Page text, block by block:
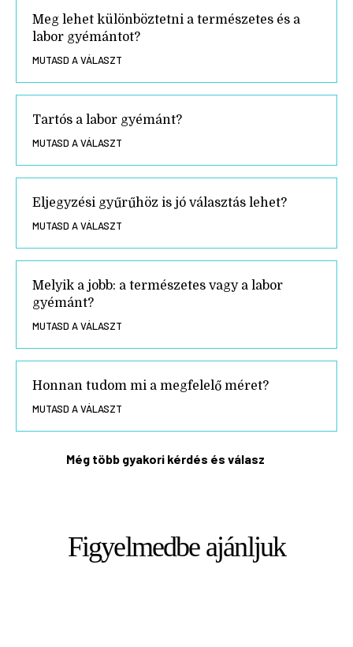
Meg lehet különböztetni a természetes és a
labor gyémántot?
MUTASD A VÁLASZT
Tartós a labor gyémánt?
MUTASD A VÁLASZT
Eljegyzési gyűrűhöz is jó választás lehet?
MUTASD A VÁLASZT
Melyik a jobb: a természetes vagy a labor
gyémánt?
MUTASD A VÁLASZT
Honnan tudom mi a megfelelő méret?
MUTASD A VÁLASZT
Még több gyakori kérdés és válasz
Figyelmedbe ajánljuk